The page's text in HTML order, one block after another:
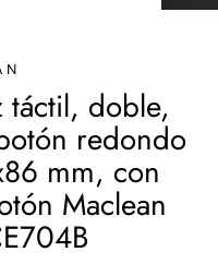
(ESC)
doble,
redondo
mm, con
Maclean